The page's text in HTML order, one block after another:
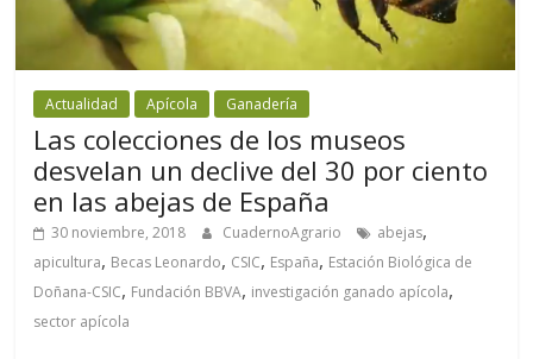
Actualidad Apícola Ganadería
Las colecciones de los museos
desvelan un declive del 30 por ciento
en las abejas de España
30 noviembre, 2018 CuadernoAgrario abejas,
apicultura, Becas Leonardo, CSIC, España, Estación Biológica de
Doñana-CSIC, Fundación BBVA, investigación ganado apícola,
sector apícola